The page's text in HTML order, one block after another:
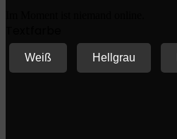
Weiß Hellgrau